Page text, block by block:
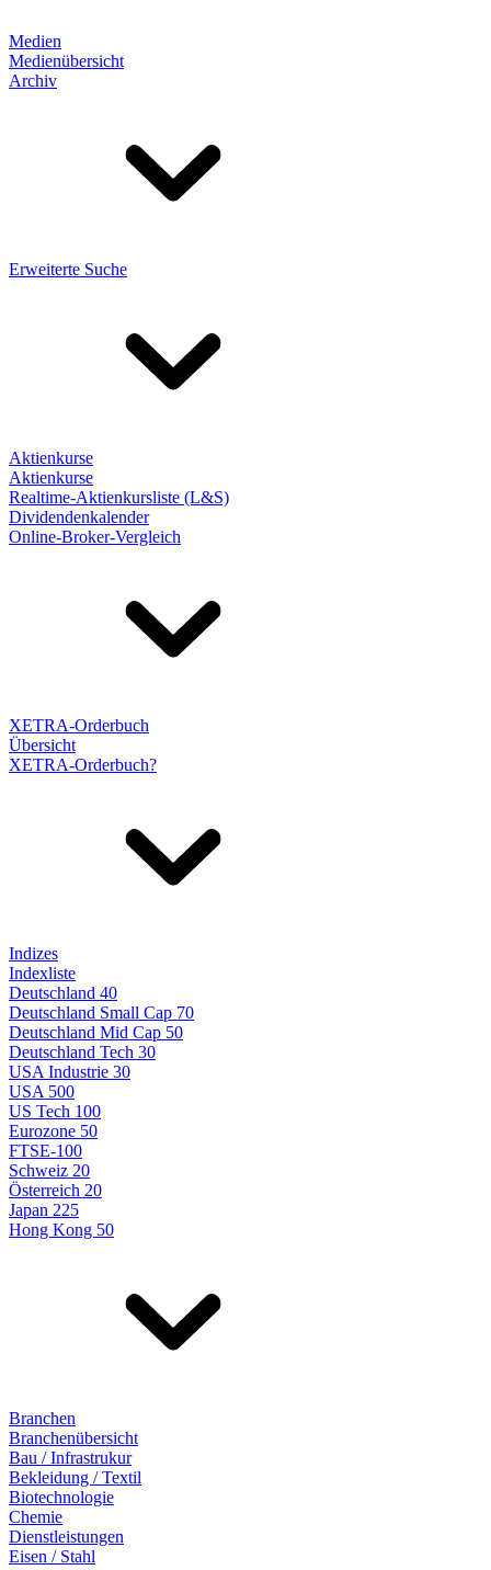
Medien
Medienübersicht
Archiv
Erweiterte Suche
Aktienkurse
Aktienkurse
Realtime-Aktienkursliste (L&S)
Dividendenkalender
Online-Broker-Vergleich
XETRA-Orderbuch
Übersicht
XETRA-Orderbuch?
Indizes
Indexliste
Deutschland 40
Deutschland Small Cap 70
Deutschland Mid Cap 50
Deutschland Tech 30
USA Industrie 30
USA 500
US Tech 100
Eurozone 50
FTSE-100
Schweiz 20
Österreich 20
Japan 225
Hong Kong 50
Branchen
Branchenübersicht
Bau / Infrastrukur
Bekleidung / Textil
Biotechnologie
Chemie
Dienstleistungen
Eisen / Stahl